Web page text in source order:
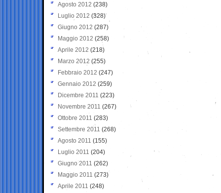
Agosto 2012 (238)
Luglio 2012 (328)
Giugno 2012 (287)
Maggio 2012 (258)
Aprile 2012 (218)
Marzo 2012 (255)
Febbraio 2012 (247)
Gennaio 2012 (259)
Dicembre 2011 (223)
Novembre 2011 (267)
Ottobre 2011 (283)
Settembre 2011 (268)
Agosto 2011 (155)
Luglio 2011 (204)
Giugno 2011 (262)
Maggio 2011 (273)
Aprile 2011 (248)